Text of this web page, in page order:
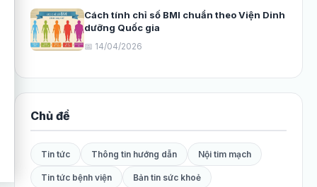
Cách tính chỉ số BMI chuẩn theo Viện Dinh
dưỡng Quốc gia
📅 14/04/2026
Chủ đề
Tin tức Thông tin hướng dẫn Nội tim mạch
Tin tức bệnh viện Bản tin sức khoẻ